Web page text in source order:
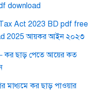
download
Act 2023 BD pdf free
2025 আয়কর আইন ২০২৩
– কর ছাড় পেতে আয়ের কত
মাধ্যমে কর ছাড় পাওয়ার